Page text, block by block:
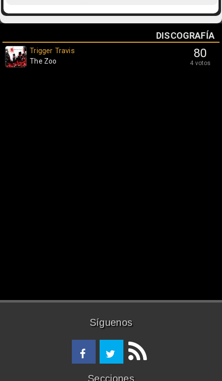
DISCOGRAFÍA
80
4 votos
Trigger Travis
The Zoo
Síguenos
Secciones